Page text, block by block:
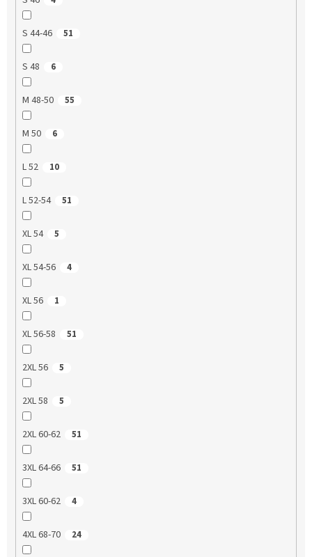
S 44-46 51
S 48 6
M 48-50 55
M 50 6
L 52 10
L 52-54 51
XL 54 5
XL 54-56 4
XL 56 1
XL 56-58 51
2XL 56 5
2XL 58 5
2XL 60-62 51
3XL 64-66 51
3XL 60-62 4
4XL 68-70 24